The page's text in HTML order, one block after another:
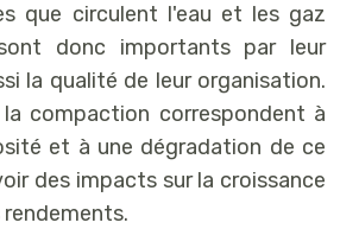
que circulent l'eau et les gaz
donc importants par leur
la qualité de leur organisation.
compaction correspondent à
et à une dégradation de ce
des impacts sur la croissance